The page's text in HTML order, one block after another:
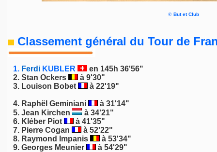
© But et Club
Classement général du Tour de
1. Ferdi KU BLER
en 145h 36'56"
2. Stan Ockers
à 9'30"
3. Louison Bobet à 22'19"
4. Raphël Geminiani
à 31'14"
5. Jean Kirchen
à 34'21"
6. Kléber Piot
à 41'35"
7. Pierre Cogan
à 52'22"
8. Raymond Impanis
à 53'34"
9. Georges Meunier
à 54'29"